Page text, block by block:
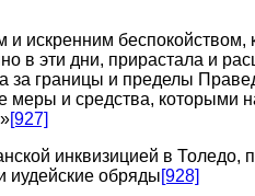
искренним беспокойством,
в эти дни, прирастала и
за границы и пределы
меры и средства, которыми
[927]
инквизицией в Толедо,
иудейские обряды[928]